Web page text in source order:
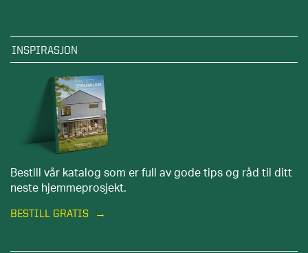
INSPIRASJON
Bestill vår katalog som er full av gode tips og råd til ditt
neste hjemmeprosjekt.
BESTILL GRATIS